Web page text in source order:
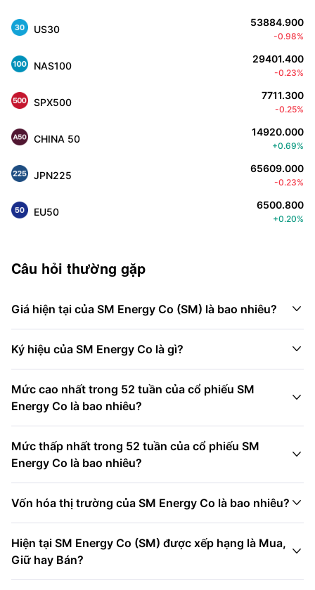
US30
53884.900
-0.98%
NAS100
29401.400
-0.23%
SPX500
7711.300
-0.25%
CHINA 50
14920.000
+0.69%
JPN225
65609.000
-0.23%
EU50
6500.800
+0.20%
Câu hỏi thường gặp
Giá hiện tại của SM Energy Co (SM) là bao nhiêu? 
Ký hiệu của SM Energy Co là gì? 
Mức cao nhất trong 52 tuần của cổ phiếu SM
Energy Co là bao nhiêu?

Mức thấp nhất trong 52 tuần của cổ phiếu SM
Energy Co là bao nhiêu?

Vốn hóa thị trường của SM Energy Co là bao nhiêu? 
Hiện tại SM Energy Co (SM) được xếp hạng là Mua,
Giữ hay Bán?
